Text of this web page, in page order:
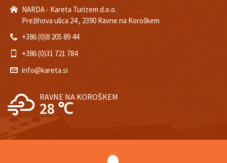
NARDA - Kareta Turizem d.o.o.
Prežihova ulica 24 , 2390 Ravne na Koroškem
+386 (0)8 205 89 44
+386 (0)31 721 784
info@kareta.si
RAVNE NA KOROŠKEM
28 ℃